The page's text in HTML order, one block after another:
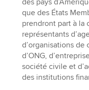
que des États
prendront part à la
représentants
d’organisations
d’ONG,
société civile et
des institutions